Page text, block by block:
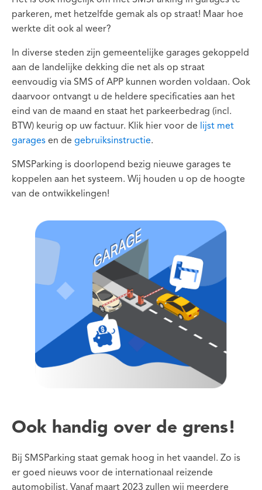
parkeren, met hetzelfde gemak als op straat! Maar hoe
werkte dit ook al weer?
In diverse steden zijn gemeentelijke garages gekoppeld
aan de landelijke dekking die net als op straat
eenvoudig via SMS of APP kunnen worden voldaan. Ook
daarvoor ontvangt u de heldere specificaties aan het
eind van de maand en staat het parkeerbedrag (incl.
BTW) keurig op uw factuur. Klik hier voor de
lijst met
garages en de gebruiksinstructie.
SMSParking is doorlopend bezig nieuwe garages te
koppelen aan het systeem. Wij houden u op de hoogte
van de ontwikkelingen!
Ook handig over de grens!
Bij SMSParking staat gemak hoog in het vaandel. Zo is
er goed nieuws voor de internationaal reizende
automobilist. Vanaf maart 2023 zullen wij meerdere